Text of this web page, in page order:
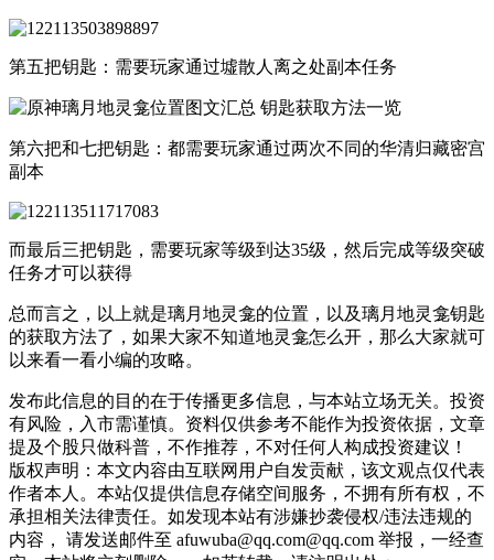
第五把钥匙：需要玩家通过墟散人离之处副本任务
第六把和七把钥匙：都需要玩家通过两次不同的华清归藏密宫
副本
而最后三把钥匙，需要玩家等级到达35级，然后完成等级突破
任务才可以获得
总而言之，以上就是璃月地灵龛的位置，以及璃月地灵龛钥匙
的获取方法了，如果大家不知道地灵龛怎么开，那么大家就可
以来看一看小编的攻略。
发布此信息的目的在于传播更多信息，与本站立场无关。投资
有风险，入市需谨慎。资料仅供参考不能作为投资依据，文章
提及个股只做科普，不作推荐，不对任何人构成投资建议！
版权声明：本文内容由互联网用户自发贡献，该文观点仅代表
作者本人。本站仅提供信息存储空间服务，不拥有所有权，不
承担相关法律责任。如发现本站有涉嫌抄袭侵权/违法违规的
内容， 请发送邮件至 afuwuba@qq.com@qq.com 举报，一经查